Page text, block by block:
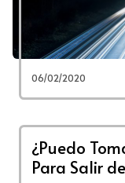
06/02/2020
¿Puedo
Para Salir